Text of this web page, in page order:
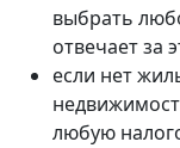
выбрать
отвечает за
если нет
любую